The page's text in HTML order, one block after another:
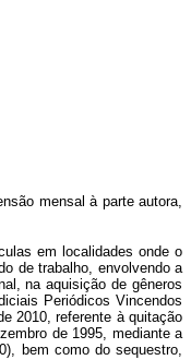
mensal à parte autora,
em localidades onde o
de trabalho, envolvendo a
na aquisição de gêneros
Periódicos Vincendos
2010, referente à quitação
de 1995, mediante a
bem como do sequestro,